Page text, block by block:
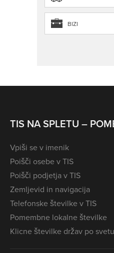
BIZI
TIS NA SPLETU –
Vpiši se v imenik
Poišči osebe v TIS
Poišči podjetja v TIS
Zemljevid in navigacija
Telefonske številke v TIS
Pomembne lokalne številke
Klicne številke držav po svetu